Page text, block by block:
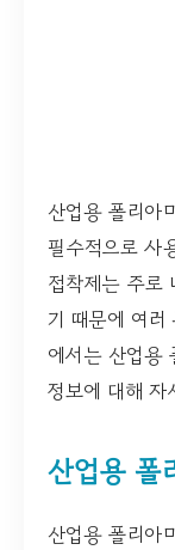
산업용 폴리아
필수적으로 사
접착제는 주로
기 때문에 여
에서는 산업용
정보에 대해 자
산업용 폴
산업용 폴리아